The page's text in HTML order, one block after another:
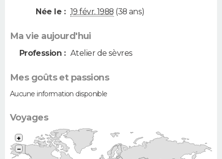
Née le : 19 févr. 1988 (38 ans)
Ma vie aujourd'hui
Profession : Atelier de sèvres
Mes goûts et passions
Aucune information disponible
Voyages
+
−